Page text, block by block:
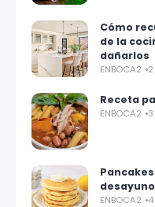
Cómo
de la
dañarlos
ENBOCA2
Receta
ENBOCA2
ENBOCA2